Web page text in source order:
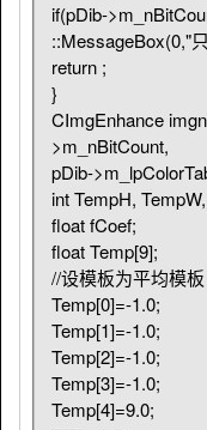
return ;
}
int
if
{
}
int
for(i = 0; i
for(j = 0; j
if(pDib-
::MessageBox(0,"
return ;
}
CImgEnhance
>m_nBitCount,
pDib-
int TempH,
float fCoef;
float Temp[9];
//设模板为平均模板
Temp[0]=-1.0;
Temp[1]=-1.0;
Temp[2]=-1.0;
Temp[3]=-1.0;
Temp[4]=9.0;